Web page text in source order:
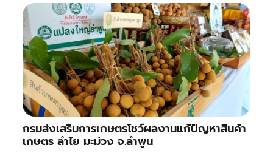
กรมส่งเสริมการเกษตรโชว์ผลงานแก้ปัญหาสินค้า
เกษตร ลำไย มะม่วง จ.ลำพูน